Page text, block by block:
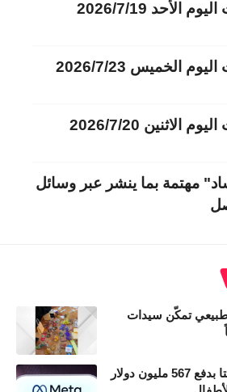
الأحد 2026/7/19
الخميس 2026/7/23
الاثنين 2026/7/20
مهتمة بما ينشر عبر وسائل
تمكّن سيدات
القضاء الأميركي يُلزم ميتا بدفع 567 مليون دولار